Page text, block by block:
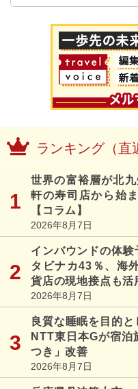
ランキング（直
世界の富裕層が北
軒の寿司店から始
【コラム】
2026年8月7日
インバウンドの体
タビナカ43％、海
貨店の現地接点も
2026年8月7日
良質な睡眠を目的
NTT東日本Gが宿泊
つき」改善
2026年8月7日